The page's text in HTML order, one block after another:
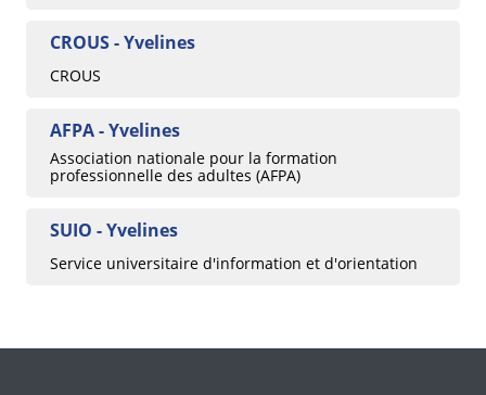
CROUS - Yvelines
CROUS
AFPA - Yvelines
Association nationale pour la formation
professionnelle des adultes (AFPA)
SUIO - Yvelines
Service universitaire d'information et d'orientation